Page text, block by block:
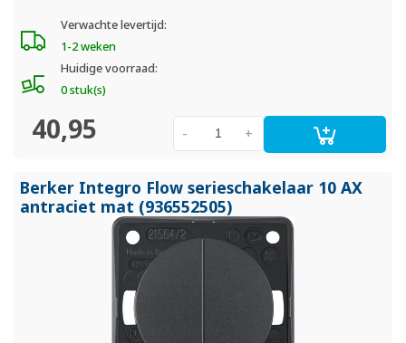
Verwachte levertijd:
1-2 weken
Huidige voorraad:
0 stuk(s)
40,95 +
-
Berker Integro Flow serieschakelaar 10 AX
antraciet mat (936552505)